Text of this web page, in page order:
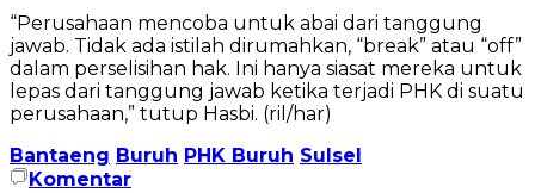
“Perusahaan mencoba untuk abai dari tanggung
jawab. Tidak ada istilah dirumahkan, “break” atau “off”
dalam perselisihan hak. Ini hanya siasat mereka untuk
lepas dari tanggung jawab ketika terjadi PHK di suatu
perusahaan,” tutup Hasbi. (ril/har)
Bantaeng Buruh PHK Buruh Sulsel
Komentar